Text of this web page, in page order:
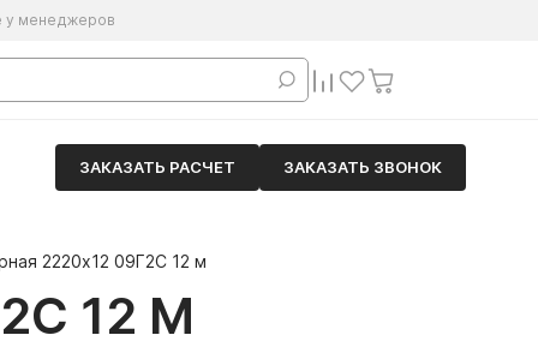
у менеджеров
ЗАКАЗАТЬ РАСЧЕТ ЗАКАЗАТЬ ЗВОНОК
2220х12 09Г2С 12 м
12 М